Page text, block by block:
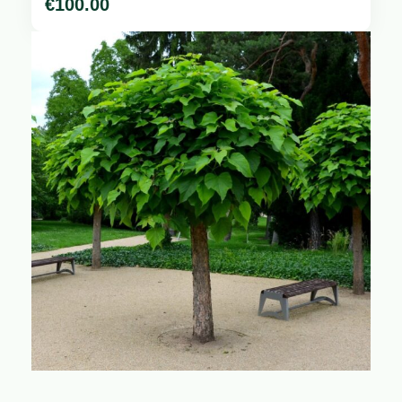
€100.00